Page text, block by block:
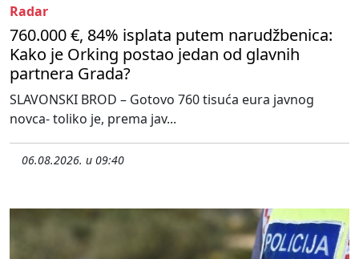
Radar
760.000 €, 84% isplata putem narudžbenica:
Kako je Orking postao jedan od glavnih
partnera Grada?
SLAVONSKI BROD – Gotovo 760 tisuća eura javnog
novca- toliko je, prema jav...
06.08.2026. u 09:40